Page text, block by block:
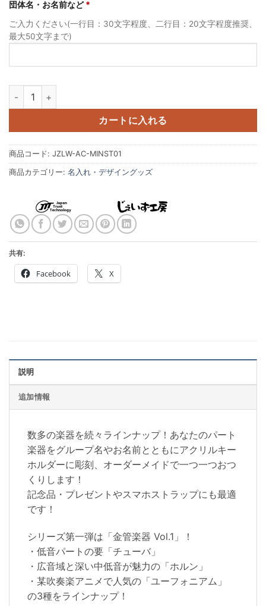
団体名・お名前など *
ご入力ください(一行目：30文字程度、二行目：20文字程度推奨、
最大50文字まで)
金管楽器 Vol.1 オーケストラ 楽団 パートアクリルキーホルダー チ
カートに入れる
商品コード: JZLW-AC-MINST01
商品カテゴリー: 名入れ・デザイングッズ
共有:
Facebook X
説明
追加情報
数多の楽器を続々ラインナップ！あなたのパート
楽器をグループ名やお名前とともにアクリルキー
ホルダーに彫刻、オーダーメイドで一つ一つおつ
くりします！
記念品・プレゼントやスマホストラップにも最適
です！
シリーズ第一弾は「金管楽器 Vol.1」！
・低音パートの要「チューバ」
・広音域と深い中低音が魅力の「ホルン」
・某吹奏楽アニメで人気の「ユーフォニアム」
の3種をラインナップ！